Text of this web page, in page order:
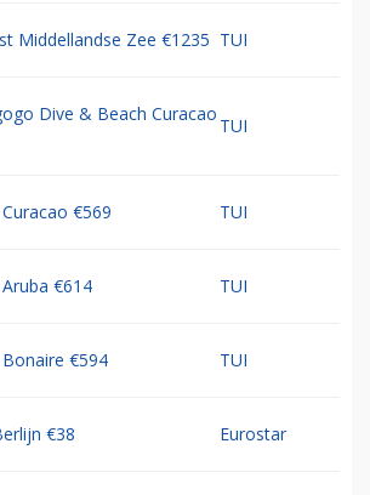
Middellandse Zee €1235 TUI
Dive & Beach Curacao
TUI
€569 TUI
€614 TUI
€594 TUI
€38 Eurostar